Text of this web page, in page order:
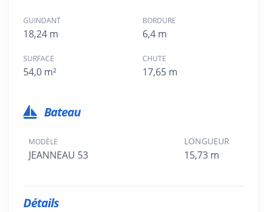
GUINDANT
18,24 m
BORDURE
6,4 m
SURFACE
54,0 m²
CHUTE
17,65 m
Bateau
MODÈLE
JEANNEAU 53
LONGUEUR
15,73 m
Détails